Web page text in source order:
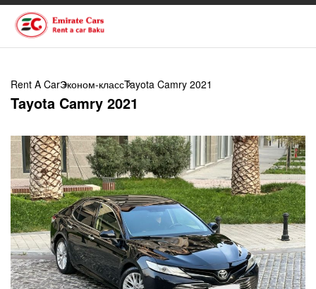
Rent A CarЭконом-классTayota Camry 2021
Tayota Camry 2021